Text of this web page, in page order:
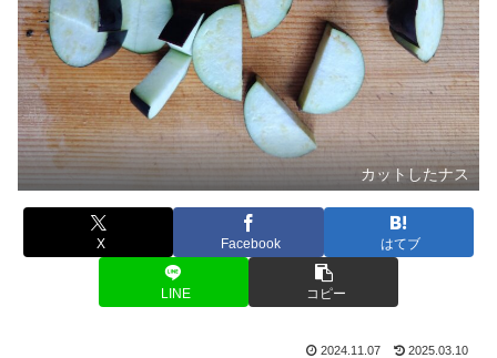
カットしたナス
X Facebook はてブ
LINE コピー
2024.11.07 2025.03.10